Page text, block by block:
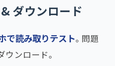
ダウンロード
で読み取りテスト​。問題
ウンロード。